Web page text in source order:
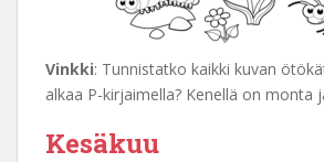
Vinkki: Tunnistatko kaikki kuvan
alkaa P-kirjaimella? Kenellä on monta
Kesäkuu